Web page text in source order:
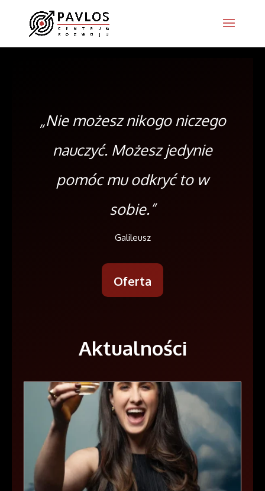
„Nie możesz nikogo niczego
nauczyć. Możesz jedynie
pomóc mu odkryć to w
sobie.”
Galileusz
Oferta
Aktualności